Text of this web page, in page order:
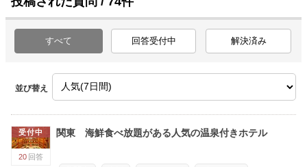
すべて 回答受付中 解決済み
並び替え
受付中
20 回答
関東 海鮮食べ放題がある人気の温泉付きホテル